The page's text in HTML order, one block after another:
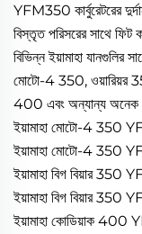
YFM350 কার্বুরেটরের
বিস্তৃত পরিসরের সাথে ফিট
বিভিন্ন ইয়ামাহা যানগুলির
মোটো-4 350, ওয়ারিয়র
400 এবং অন্যান্য
ইয়ামাহা মোটো-4 350
ইয়ামাহা মোটো-4 350
ইয়ামাহা বিগ বিয়ার
ইয়ামাহা বিগ বিয়ার
ইয়ামাহা কোডিয়াক